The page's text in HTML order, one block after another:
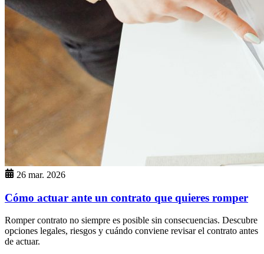
26 mar. 2026
Cómo actuar ante un contrato que quieres romper
Romper contrato no siempre es posible sin consecuencias. Descubre
opciones legales, riesgos y cuándo conviene revisar el contrato antes
de actuar.